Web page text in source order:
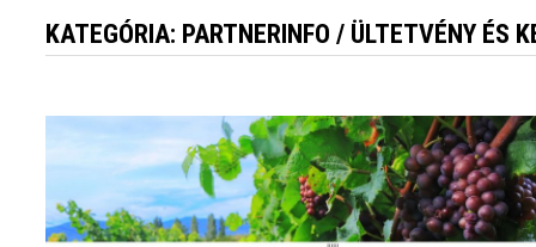
KATEGÓRIA: PARTNERINFO / ÜLTETVÉNY ÉS